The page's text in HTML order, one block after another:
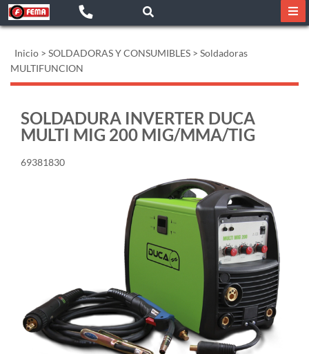
Inicio > SOLDADORAS Y CONSUMIBLES > Soldadoras
MULTIFUNCION
SOLDADURA INVERTER DUCA
MULTI MIG 200 MIG/MMA/TIG
69381830